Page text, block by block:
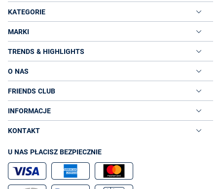
KATEGORIE
MARKI
TRENDS & HIGHLIGHTS
O NAS
FRIENDS CLUB
INFORMACJE
KONTAKT
U NAS PŁACISZ BEZPIECZNIE